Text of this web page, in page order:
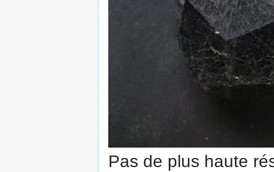
Pas de plus haute